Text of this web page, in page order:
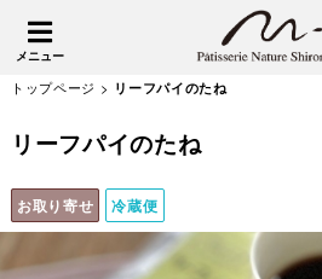
メニュー
トップページ > リーフパイのたね
リーフパイのたね
お取り寄せ 冷蔵便